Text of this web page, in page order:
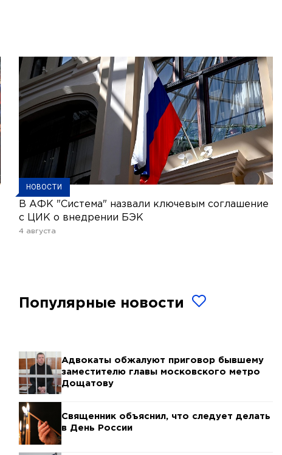
НОВОСТИ
В АФК "Система" назвали ключевым соглашение
с ЦИК о внедрении БЭК
4 августа
Популярные новости
Адвокаты обжалуют приговор бывшему
заместителю главы московского метро
Дощатову
Священник объяснил, что следует делать
в День России